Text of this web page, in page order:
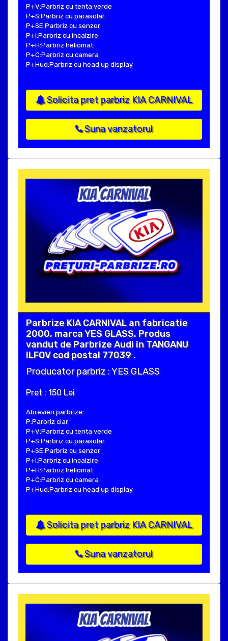
P+V:Parbriz cu tenta verde
P+S:Parbriz cu parasolar
P+SE:Parbriz cu senzor
P+I:Parbriz cu incalzire
P+H:Parbriz heliomat
P+C:Parbriz cu camera
P+Hud:Parbriz cu head up display
Solicita pret parbriz KIA CARNIVAL
Suna vanzatorul
Parbrize KIA CARNIVAL an fabricatie
2000, marca YES GLASS. Produs
vandut de Parbrize Audi in TANGANU
ILFOV cod postal 77039 .
Producator parbriz : YES GLASS
Pret : 150 Lei
Abrevieri parbrize:
P:Parbriz clar
P+V:Parbriz cu tenta verde
P+S:Parbriz cu parasolar
P+SE:Parbriz cu senzor
P+I:Parbriz cu incalzire
P+H:Parbriz heliomat
P+C:Parbriz cu camera
P+Hud:Parbriz cu head up display
Solicita pret parbriz KIA CARNIVAL
Suna vanzatorul